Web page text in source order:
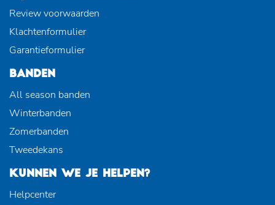
Review voorwaarden
Klachtenformulier
Garantieformulier
BANDEN
All season banden
Winterbanden
Zomerbanden
Tweedekans
KUNNEN WE JE HELPEN?
Helpcenter